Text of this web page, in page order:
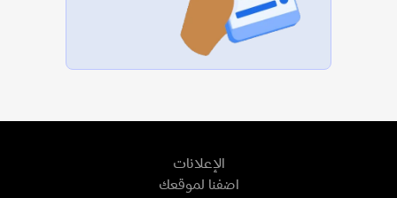
الإعلانات
اضفنا لموقعك